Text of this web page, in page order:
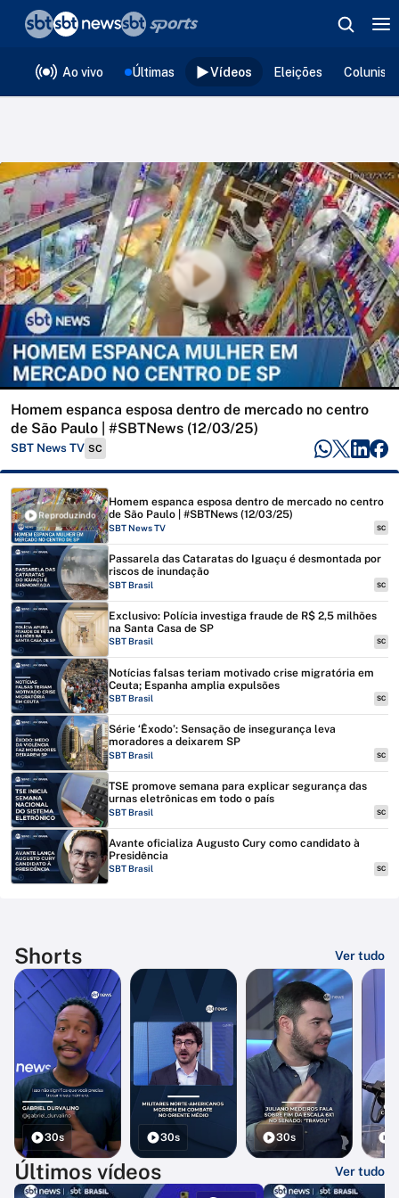
Ao vivo Últimas Vídeos Eleições
Homem espanca esposa dentro de mercado no centro
de São Paulo | #SBTNews (12/03/25)
SBT News TV SC
Reproduzindo
Homem espanca esposa dentro de mercado no centro
de São Paulo | #SBTNews (12/03/25)
SBT News TV SC
Passarela das Cataratas do Iguaçu é desmontada por
riscos de inundação
SBT Brasil SC
Exclusivo: Polícia investiga fraude de R$ 2,5 milhões
na Santa Casa de SP
SBT Brasil SC
Notícias falsas teriam motivado crise migratória em
Ceuta; Espanha amplia expulsões
SBT Brasil SC
Série ‘Êxodo’: Sensação de insegurança leva
moradores a deixarem SP
SBT Brasil SC
TSE promove semana para explicar segurança das
urnas eletrônicas em todo o país
SBT Brasil SC
Avante oficializa Augusto Cury como candidato à
Presidência
SBT Brasil SC
Shorts Ver tudo
30s 30s 30s
Últimos vídeos Ver tudo
❮voltar
Editorias